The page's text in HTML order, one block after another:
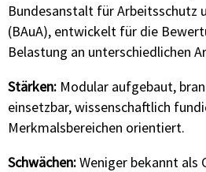
Bundesanstalt für Arbeitsschutz
(BAuA), entwickelt für die
Belastung an unterschiedlichen
Stärken: Modular aufgebaut,
einsetzbar, wissenschaftlich
Merkmalsbereichen orientiert.
Schwächen:Weniger bekannt als